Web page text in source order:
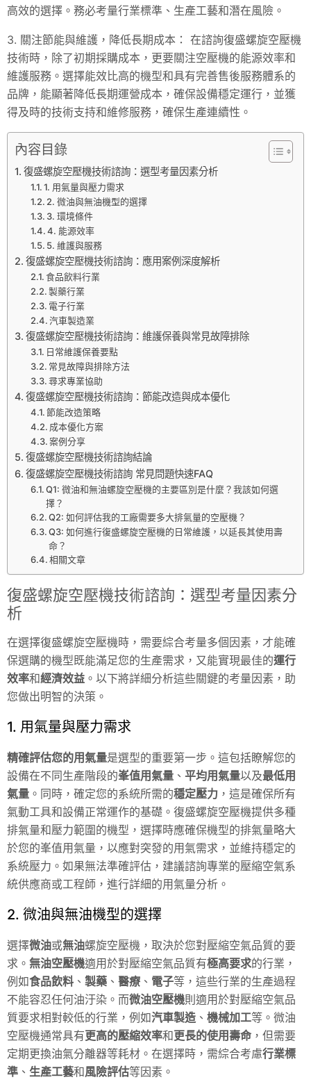
高效的選擇。務必考量行業標準、生產工藝和潛在風險。
3. 關注節能與維護，降低長期成本： 在諮詢復盛螺旋空壓機
技術時，除了初期採購成本，更要關注空壓機的能源效率和
維護服務。選擇能效比高的機型和具有完善售後服務體系的
品牌，能顯著降低長期運營成本，確保設備穩定運行，並獲
得及時的技術支持和維修服務，確保生產連續性。
內容目錄
復盛螺旋空壓機技術諮詢：選型考量因素分析
1. 用氣量與壓力需求
2. 微油與無油機型的選擇
3. 環境條件
4. 能源效率
5. 維護與服務
復盛螺旋空壓機技術諮詢：應用案例深度解析
食品飲料行業
製藥行業
電子行業
汽車製造業
復盛螺旋空壓機技術諮詢：維護保養與常見故障排除
日常維護保養要點
常見故障與排除方法
尋求專業協助
復盛螺旋空壓機技術諮詢：節能改造與成本優化
節能改造策略
成本優化方案
案例分享
復盛螺旋空壓機技術諮詢結論
復盛螺旋空壓機技術諮詢 常見問題快速FAQ
Q1: 微油和無油螺旋空壓機的主要區別是什麼？我該如何選
擇？
Q2: 如何評估我的工廠需要多大排氣量的空壓機？
Q3: 如何進行復盛螺旋空壓機的日常維護，以延長其使用壽
命？
相關文章
復盛螺旋空壓機技術諮詢：選型考量因素分
析
在選擇復盛螺旋空壓機時，需要綜合考量多個因素，才能確
保選購的機型既能滿足您的生產需求，又能實現最佳的運行
效率和經濟效益 。以下將詳細分析這些關鍵的考量因素，助
您做出明智的決策。
1. 用氣量與壓力需求
精確評估您的用氣量是選型的重要第一步。這包括瞭解您的
設備在不同生產階段的峯值用氣量 、 平均用氣量以及最低用
氣量 。同時，確定您的系統所需的穩定壓力 ，這是確保所有
氣動工具和設備正常運作的基礎。復盛螺旋空壓機提供多種
排氣量和壓力範圍的機型，選擇時應確保機型的排氣量略大
於您的峯值用氣量，以應對突發的用氣需求，並維持穩定的
系統壓力。如果無法準確評估，建議諮詢專業的壓縮空氣系
統供應商或工程師，進行詳細的用氣量分析。
2. 微油與無油機型的選擇
選擇微油或無油螺旋空壓機，取決於您對壓縮空氣品質的要
求。 無油空壓機適用於對壓縮空氣品質有極高要求的行業，
例如食品飲料 、 製藥 、 醫療 、 電子等，這些行業的生產過程
不能容忍任何油汙染。而微油空壓機則適用於對壓縮空氣品
質要求相對較低的行業，例如汽車製造 、 機械加工等。微油
空壓機通常具有更高的壓縮效率和更長的使用壽命 ，但需要
定期更換油氣分離器等耗材。在選擇時，需綜合考慮行業標
準 、 生產工藝和風險評估等因素。